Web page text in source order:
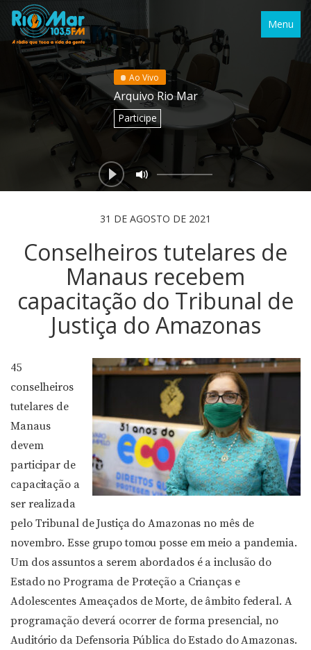
Menu
Ao Vivo
Arquivo Rio Mar
Participe
31 DE AGOSTO DE 2021
Conselheiros tutelares de
Manaus recebem
capacitação do Tribunal de
Justiça do Amazonas
45
conselheiros
tutelares de
Manaus
devem
participar de
capacitação a
ser realizada
pelo Tribunal de Justiça do Amazonas no mês de
novembro. Esse grupo tomou posse em meio a pandemia.
Um dos assuntos a serem abordados é a inclusão do
Estado no Programa de Proteção a Crianças e
Adolescentes Ameaçados de Morte, de âmbito federal. A
programação deverá ocorrer de forma presencial, no
Auditório da Defensoria Pública do Estado do Amazonas.